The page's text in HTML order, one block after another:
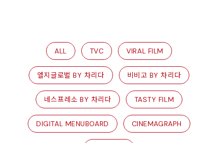
ALL TVC VIRAL FILM
엘지글로벌 BY 차리다 비비고 BY 차리다
네스프레소 BY 차리다 TASTY FILM
DIGITAL MENUBOARD CINEMAGRAPH